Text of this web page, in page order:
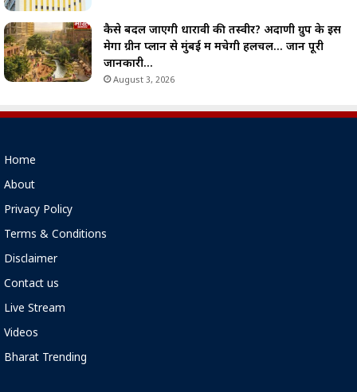
कैसे बदल जाएगी धारावी की तस्वीर? अदाणी ग्रुप के इस
मेगा ग्रीन प्लान से मुंबई में मचेगी हलचल… जानें पूरी
जानकारी…
August 3, 2026
Home
About
Privacy Policy
Terms & Conditions
Disclaimer
Contact us
Live Stream
Videos
Bharat Trending